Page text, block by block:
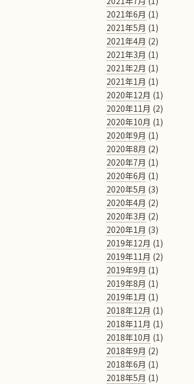
2021年6月 (1)
2021年5月 (1)
2021年4月 (2)
2021年3月 (1)
2021年2月 (1)
2021年1月 (1)
2020年12月 (1)
2020年11月 (2)
2020年10月 (1)
2020年9月 (1)
2020年8月 (2)
2020年7月 (1)
2020年6月 (1)
2020年5月 (3)
2020年4月 (2)
2020年3月 (2)
2020年1月 (3)
2019年12月 (1)
2019年11月 (2)
2019年9月 (1)
2019年8月 (1)
2019年1月 (1)
2018年12月 (1)
2018年11月 (1)
2018年10月 (1)
2018年9月 (2)
2018年6月 (1)
2018年5月 (1)